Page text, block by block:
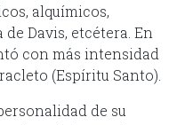
alquímicos,
Davis, etcétera. En
con más intensidad
(Espíritu Santo).
de su